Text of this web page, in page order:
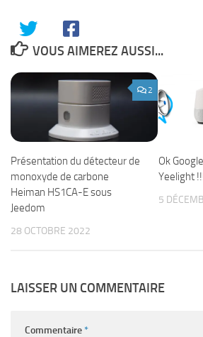
VOUS AIMEREZ AUSSI...
2
Présentation du détecteur de
monoxyde de carbone
Heiman HS1CA-E sous
Jeedom
28 OCTOBRE 2022
Ok
Yeelight
5
LAISSER UN COMMENTAIRE
Commentaire*